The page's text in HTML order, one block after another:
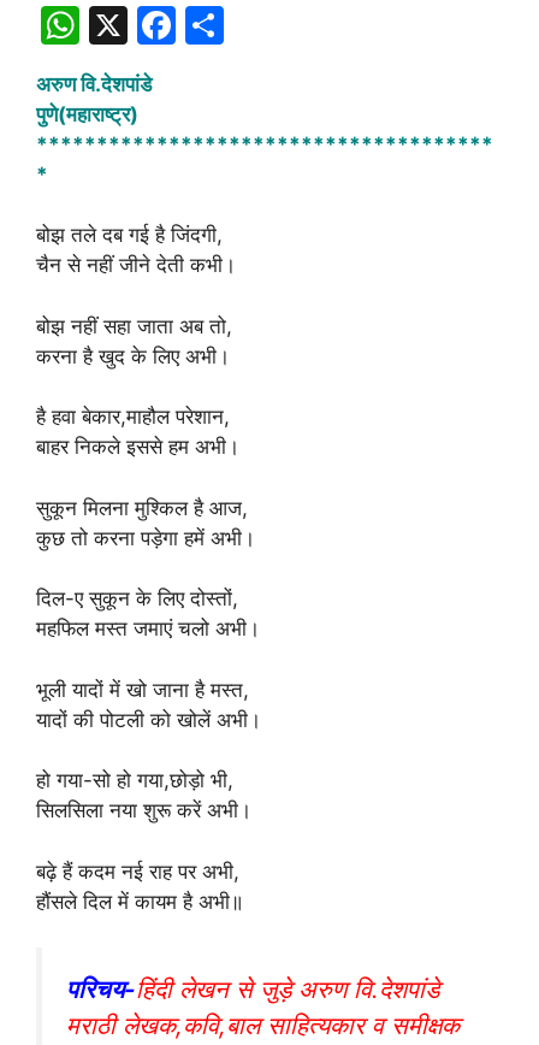
W
h
at
s
p
p
X
F
e
o
o
e
अरुण वि.देशपांडे
पुणे(महाराष्ट्र)
**************************************
*
बोझ तले दब गई है जिंदगी,
चैन से नहीं जीने देती कभी।
बोझ नहीं सहा जाता अब तो,
करना है खुद के लिए अभी।
है हवा बेकार,माहौल परेशान,
बाहर निकले इससे हम अभी।
सुकून मिलना मुश्किल है आज,
कुछ तो करना पड़ेगा हमें अभी।
दिल-ए सुकून के लिए दोस्तों,
महफिल मस्त जमाएं चलो अभी।
भूली यादों में खो जाना है मस्त,
यादों की पोटली को खोलें अभी।
हो गया-सो हो गया,छोड़ो भी,
सिलसिला नया शुरू करें अभी।
बढ़े हैं कदम नई राह पर अभी,
हौंसले दिल में कायम है अभी॥
परिचय-हिंदी लेखन से जुड़े अरुण वि.देशपांडे
मराठी लेखक,कवि,बाल साहित्यकार व समीक्षक